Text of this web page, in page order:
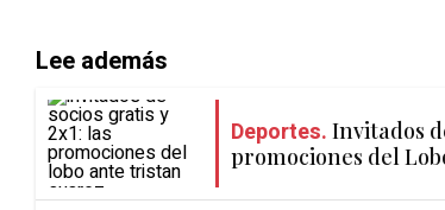
Lee además
Deportes. Invitados
promociones del